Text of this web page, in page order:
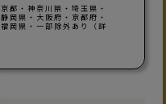
都・神奈川県・埼玉県・
岡県・大阪府・京都府・
岡県・一部除外あり（詳